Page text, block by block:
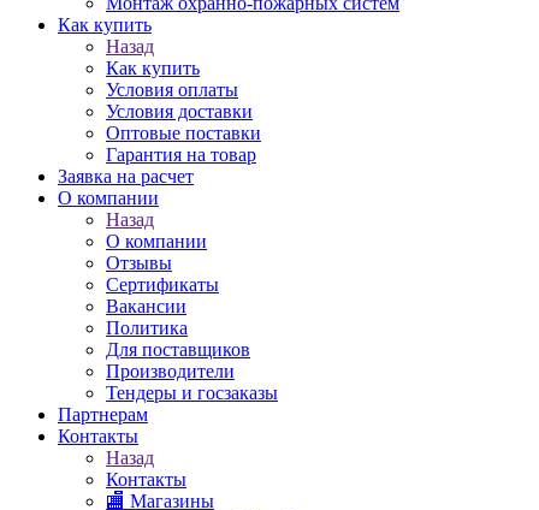
Как купить
Назад
Как купить
Условия оплаты
Условия доставки
Оптовые поставки
Гарантия на товар
Заявка на расчет
О компании
Назад
О компании
Отзывы
Сертификаты
Вакансии
Политика
Для поставщиков
Производители
Тендеры и госзаказы
Партнерам
Контакты
Назад
Контакты
🏬 Магазины